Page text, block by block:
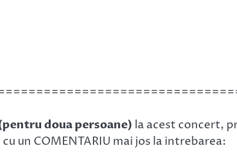
doua persoane) la acest concert,
un COMENTARIU mai jos la intrebarea: